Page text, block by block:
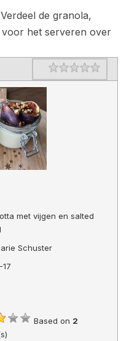
de granola,
voor het serveren over
Rating
1 star
2 stars
3 stars
4 stars
5 stars
met vijgen en salted
Schuster
17
Based on 2